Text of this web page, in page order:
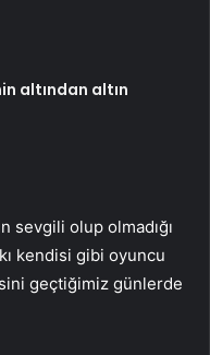
altından altın
sevgili olup olmadığı
kendisi gibi oyuncu
geçtiğimiz günlerde